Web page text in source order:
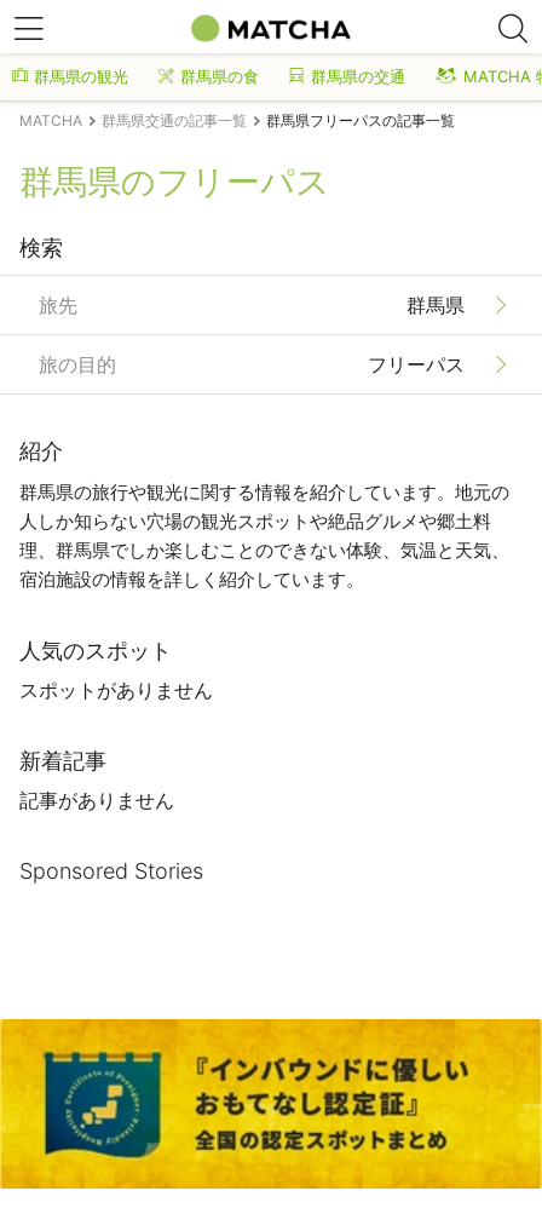
群馬県の観光 群馬県の食 群馬県の交通 MATCHA
MATCHA 群馬県交通の記事一覧 群馬県フリーパスの記事一覧
群馬県のフリーパス
検索
旅先 群馬県
旅の目的 フリーパス
紹介
群馬県の旅行や観光に関する情報を紹介しています。地元の
人しか知らない穴場の観光スポットや絶品グルメや郷土料
理、群馬県でしか楽しむことのできない体験、気温と天気、
宿泊施設の情報を詳しく紹介しています。
人気のスポット
スポットがありません
新着記事
記事がありません
Sponsored Stories